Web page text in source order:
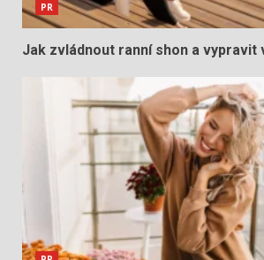
PR
Jak zvládnout ranní shon a vypravit